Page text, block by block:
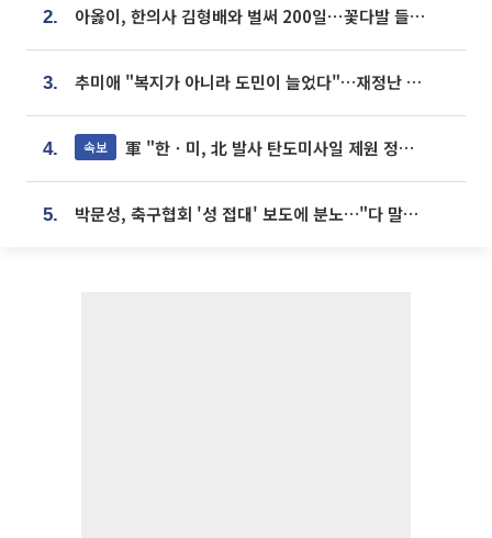
2. 아옳이, 한의사 김형배와 벌써 200일⋯꽃다발 들고 "프러포즈 아냐"
3. 추미애 "복지가 아니라 도민이 늘었다"…재정난 책임론 정면돌파
4. 속보 軍 "한ㆍ미, 北 발사 탄도미사일 제원 정밀분석 중"
5. 박문성, 축구협회 '성 접대' 보도에 분노…"다 말아먹으려고 작정했나"